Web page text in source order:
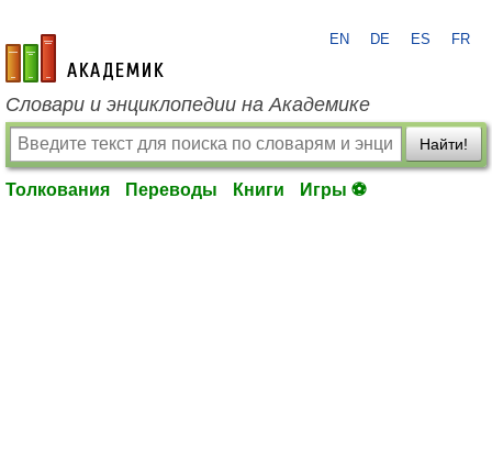
academic.ru
EN DE ES FR
Словари и энциклопедии на Академике
Найти!
Толкования Переводы Книги Игры ⚽